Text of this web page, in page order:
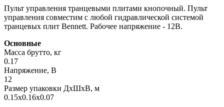
Пульт управления транцевыми плитами кнопочный. Пульт
управления совместим с любой гидравлической системой
транцевых плит Bennett. Рабочее напряжение - 12В.
Основные
Масса брутто, кг
0.17
Напряжение, В
12
Размер упаковки ДхШхВ, м
0.15x0.16x0.07